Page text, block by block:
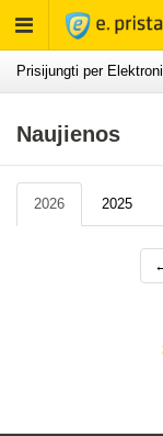
Rodyti
meniu
Prisijungti per
Naujienos
2026 2025